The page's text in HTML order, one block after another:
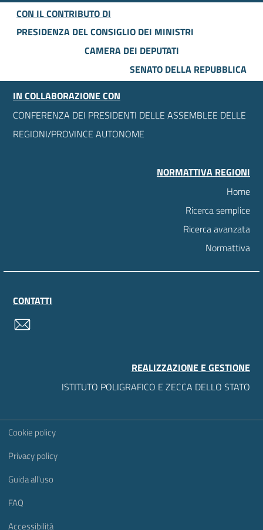
CON IL CONTRIBUTO DI
PRESIDENZA DEL CONSIGLIO DEI MINISTRI
CAMERA DEI DEPUTATI
SENATO DELLA REPUBBLICA
IN COLLABORAZIONE CON
CONFERENZA DEI PRESIDENTI DELLE ASSEMBLEE DELLE
REGIONI/PROVINCE AUTONOME
NORMATTIVA REGIONI
Home
Ricerca semplice
Ricerca avanzata
Normattiva
CONTATTI
REALIZZAZIONE E GESTIONE
ISTITUTO POLIGRAFICO E ZECCA DELLO STATO
Sezione Link Utili
Cookie policy
Privacy policy
Guida all'uso
FAQ
Accessibilità